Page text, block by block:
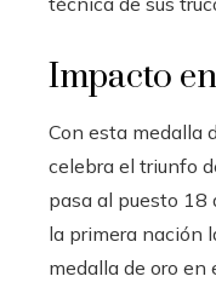
Impacto
Con esta medalla
celebra el triunfo
pasa al puesto 18
la primera nación
medalla de oro en